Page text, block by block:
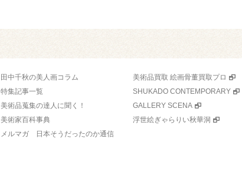
田中千秋の美人画コラム
特集記事一覧
美術品蒐集の達人に聞く！
美術家百科事典
メルマガ 日本そうだったのか通信
美術品買取 絵画骨董買取プロ
SHUKADO CONTEMPORARY
GALLERY SCENA
浮世絵ぎゃらりい秋華洞